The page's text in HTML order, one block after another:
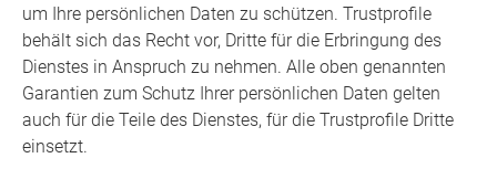
um Ihre persönlichen Daten zu schützen. Trustprofile
behält sich das Recht vor, Dritte für die Erbringung des
Dienstes in Anspruch zu nehmen. Alle oben genannten
Garantien zum Schutz Ihrer persönlichen Daten gelten
auch für die Teile des Dienstes, für die Trustprofile Dritte
einsetzt.